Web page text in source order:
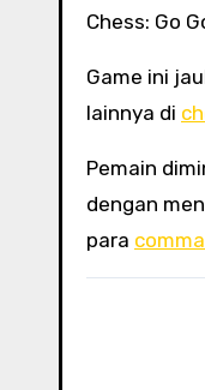
Chess: Go
Game ini
lainnya di
Pemain
dengan
para